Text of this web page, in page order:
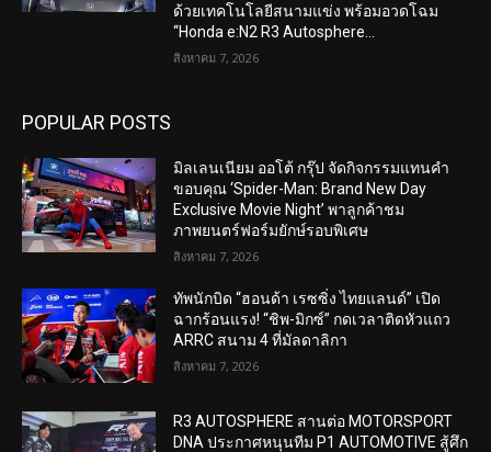
ด้วยเทคโนโลยีสนามแข่ง พร้อมอวดโฉม
“Honda e:N2 R3 Autosphere...
สิงหาคม 7, 2026
POPULAR POSTS
มิลเลนเนียม ออโต้ กรุ๊ป จัดกิจกรรมแทนคำ
ขอบคุณ ‘Spider-Man: Brand New Day
Exclusive Movie Night’ พาลูกค้าชม
ภาพยนตร์ฟอร์มยักษ์รอบพิเศษ
สิงหาคม 7, 2026
ทัพนักบิด “ฮอนด้า เรซซิ่ง ไทยแลนด์” เปิด
ฉากร้อนแรง! “ชิพ-มิกซ์” กดเวลาติดหัวแถว
ARRC สนาม 4 ที่มัลดาลิกา
สิงหาคม 7, 2026
R3 AUTOSPHERE สานต่อ MOTORSPORT
DNA ประกาศหนุนทีม P1 AUTOMOTIVE สู้ศึก